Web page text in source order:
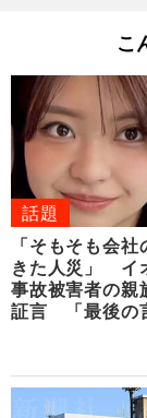
こ
話題
「そもそも会社
きた人災」 イ
事故被害者の親
証言 「最後の